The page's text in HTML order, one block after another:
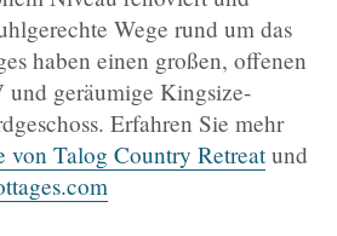
Wege rund um das
haben einen großen, offenen
und geräumige Kingsize-
Erfahren Sie mehr
von Talog Country Retreatund